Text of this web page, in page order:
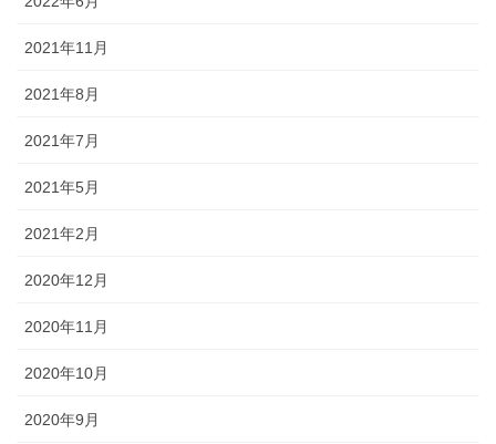
2021年11月
2021年8月
2021年7月
2021年5月
2021年2月
2020年12月
2020年11月
2020年10月
2020年9月